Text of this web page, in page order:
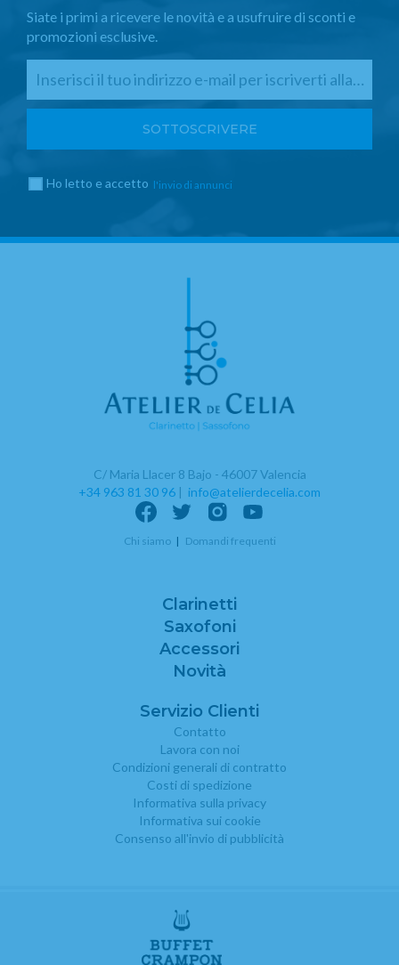
Siate i primi a ricevere le novità e a usufruire di sconti e
promozioni esclusive.
Ho letto e accetto l'invio di annunci
C/ Maria Llacer 8 Bajo - 46007 Valencia
+34 963 81 30 96 | info@atelierdecelia.com
Chi siamo Domandi frequenti
Clarinetti
Saxofoni
Accessori
Novità
Servizio Clienti
Contatto
Lavora con noi
Condizioni generali di contratto
Costi di spedizione
Informativa sulla privacy
Informativa sui cookie
Consenso all'invio di pubblicità